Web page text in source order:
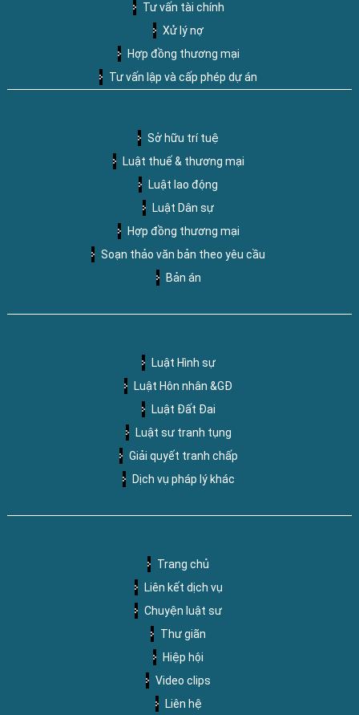
Tư vấn tài chính
Xử lý nợ
Hợp đồng thương mại
Tư vấn lập và cấp phép dự án
Sở hữu trí tuệ
Luật thuế & thương mại
Luật lao động
Luật Dân sự
Hợp đồng thương mại
Soạn thảo văn bản theo yêu cầu
Bản án
Luật Hình sự
Luật Hôn nhân &GĐ
Luật Đất Đai
Luật sư tranh tụng
Giải quyết tranh chấp
Dịch vụ pháp lý khác
Trang chủ
Liên kết dịch vụ
Chuyện luật sư
Thư giãn
Hiệp hội
Video clips
Liên hệ